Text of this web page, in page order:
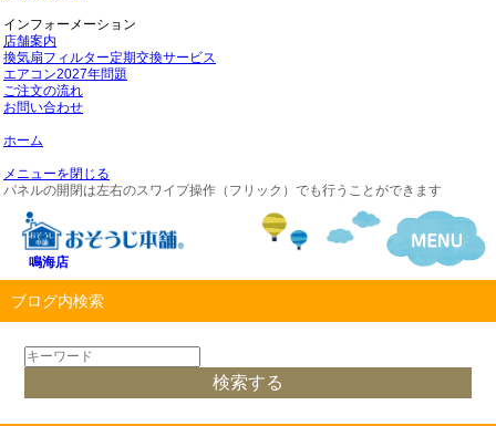
インフォーメーション
店舗案内
換気扇フィルター定期交換サービス
エアコン2027年問題
ご注文の流れ
お問い合わせ
ホーム
メニューを閉じる
パネルの開閉は左右のスワイプ操作（フリック）でも行うことができます
鳴海店
ブログ内検索